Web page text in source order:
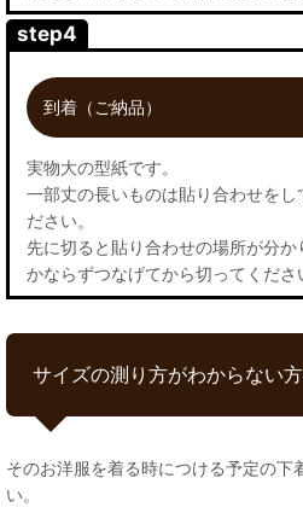
step4
到着（ご納品）
実物大の型紙です。
一部丈の長いものは貼り合わせをし
ださい。
先に切ると貼り合わせの場所が分か
かならずつなげてから切ってくださ
サイズの測り方がわからない
そのお洋服を着る時につける予定の下
い。